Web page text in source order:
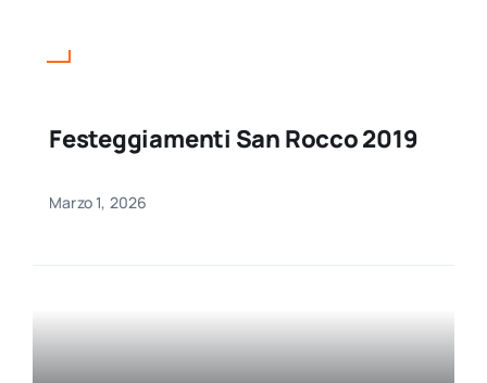
Festeggiamenti San Rocco 2019
Marzo 1, 2026